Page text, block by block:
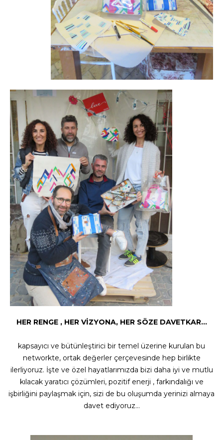
HER RENGE , HER VİZYONA, HER SÖZE DAVETKAR…
kapsayıcı ve bütünleştirici bir temel üzerine kurulan bu
networkte, ortak değerler çerçevesinde hep birlikte
ilerliyoruz. İşte ve özel hayatlarımızda bizi daha iyi ve mutlu
kılacak yaratıcı çözümleri, pozitif enerji , farkındalığı ve
işbirliğini paylaşmak için, sizi de bu oluşumda yerinizi almaya
davet ediyoruz…